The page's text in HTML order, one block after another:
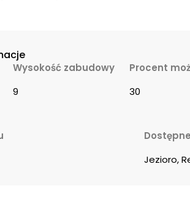
Wysokość zabudowy
9
Procent
30
Jezioro,